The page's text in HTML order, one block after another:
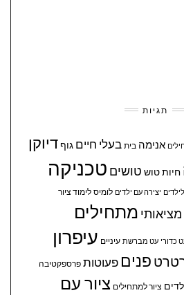
תגיות
אנימה בית בעלי חיים גוףדיוקן
חיותטוש טושים טכניקה
יצירה עם ילדים לומיס לימוד ציור
מציאותי מתחילים
כדורי עט מברשת עיניים עיפרון
פנים פעוטות פרספקטיבה
ציור למתחילים ציור עם